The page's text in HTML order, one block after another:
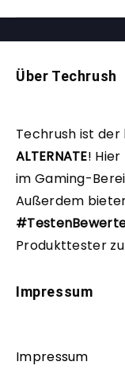
Über Techrush
Techrush ist
ALTERNATE!
im Gaming-
Außerdem
Produkttester
Impressum
Impressum